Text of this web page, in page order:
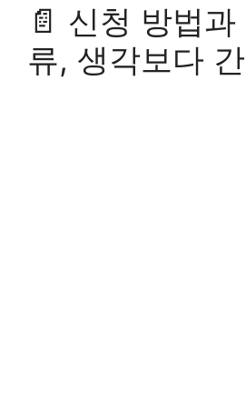
📄 신청 방법과
류, 생각보다